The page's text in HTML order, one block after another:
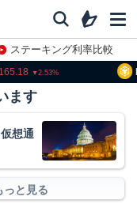
ステーキング利率比較
ます
想通
っと見る